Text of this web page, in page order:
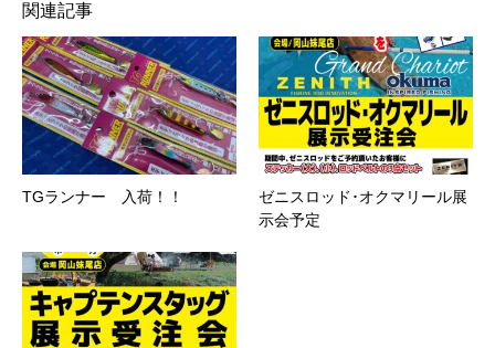
関連記事
TGランナー 入荷！！
ゼニスロッド･オクマリール展
示会予定